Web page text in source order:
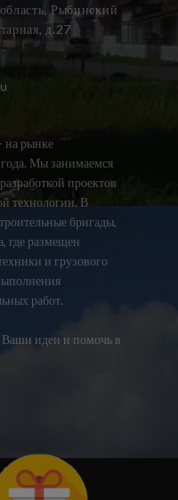
Рыбинский
д.27
на рынке
года. Мы занимаемся
проектов
технологии. В
бригады,
где размещен
и грузового
работ.
идеи и помочь в